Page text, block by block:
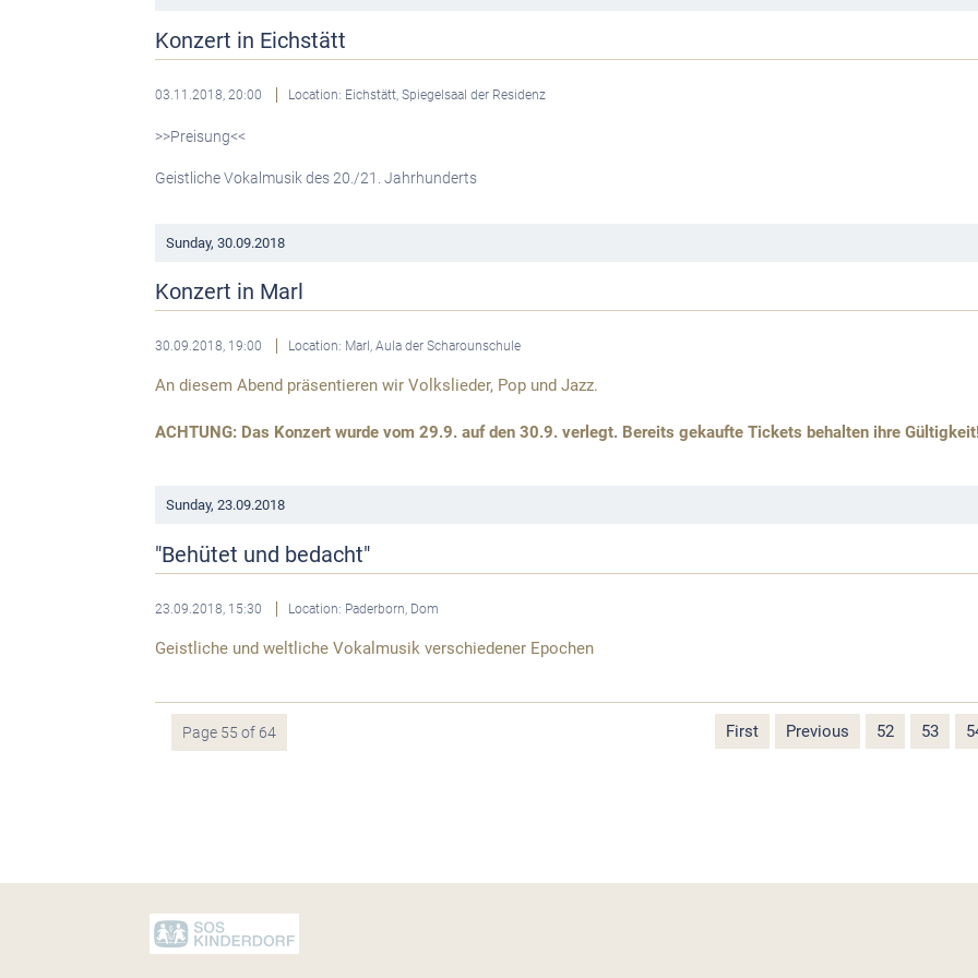
Konzert in Eichstätt
03.11.2018, 20:00 Location: Eichstätt, Spiegelsaal der Residenz
>>Preisung<<
Geistliche Vokalmusik des 20./21. Jahrhunderts
Sunday, 30.09.2018
Konzert in Marl
30.09.2018, 19:00 Location: Marl, Aula der Scharounschule
An diesem Abend präsentieren wir Volkslieder, Pop und Jazz.
ACHTUNG: Das Konzert wurde vom 29.9. auf den 30.9. verlegt. Bereits gekaufte Tickets behalten ihre
Sunday, 23.09.2018
"Behütet und bedacht"
23.09.2018, 15:30 Location: Paderborn, Dom
Geistliche und weltliche Vokalmusik verschiedener Epochen
Page 55 of 64 First Previous 52 53